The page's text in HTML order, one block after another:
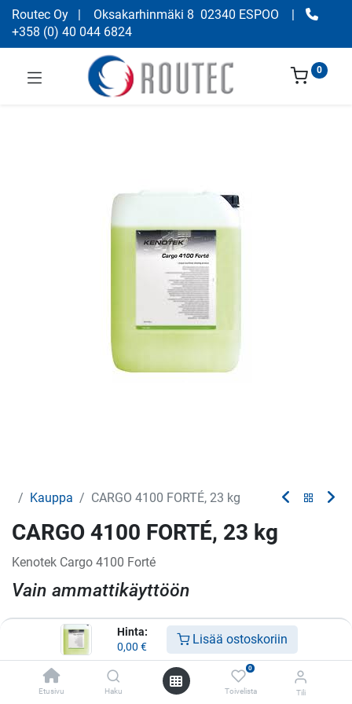
Hinta:
0,00 € Lisää ostoskoriin
Etusivu Haku
0
Toivelista Tili
Routec Oy | Oksakarhinmäki 8 02340 ESPOO
|
+358 (0) 40 044 6824
0
Kauppa CARGO 4100 FORTÉ, 23 kg
CARGO 4100 FORTÉ, 23 kg
Kenotek Cargo 4100 Forté
Vain ammattikäyttöön
Lisää toivelistalle
Ota yhteyttä